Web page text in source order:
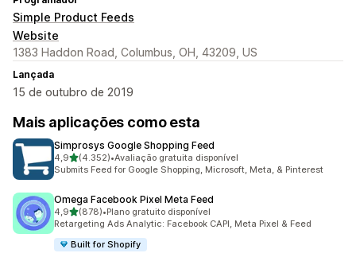
Simple Product Feeds
Website
1383 Haddon Road, Columbus, OH, 43209, US
Lançada
15 de outubro de 2019
Mais aplicações como esta
Simprosys Google Shopping Feed
4,9de 5 estrelas
(4.352)
4352 total de avaliações
•Avaliação gratuita disponível
Submits Feed for Google Shopping, Microsoft, Meta, & Pinterest
Omega Facebook Pixel Meta Feed
4,9de 5 estrelas
(878)
878 total de avaliações
•Plano gratuito disponível
Retargeting Ads Analytic: Facebook CAPI, Meta Pixel & Feed
Built for Shopify